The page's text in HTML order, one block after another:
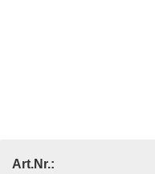
Art.Nr.: